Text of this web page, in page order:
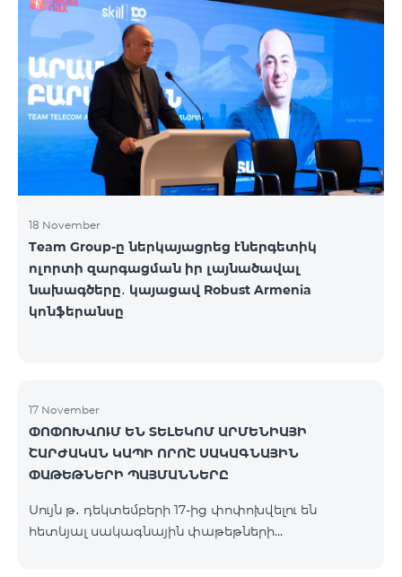
ինտերնետի և SMS ծառայությունների
հասանելիությունը վերականգնվում է ավտոմատ
կերպով։ Խնդրում ենք ուշադրություն դարձնել, որ
Captcha հղումն աշխատում է միայն
համապատասխան օպերատորի բջջային
ցանցին միացված լինելու դեպքում։ Wi-Fi-ը և VPN-
ը պետք է անջատված լինեն, հակառակ դեպքում
նույնականացումը չի կատարվի։ Այս
18 November
Team Group-ը ներկայացրեց էներգետիկ
ոլորտի զարգացման իր լայնածավալ
նախագծերը․ կայացավ Robust Armenia
կոնֆերանսը
17 November
ՓՈՓՈԽՎՈՒՄ ԵՆ ՏԵԼԵԿՈՄ ԱՐՄԵՆԻԱՅԻ
ՇԱՐԺԱԿԱՆ ԿԱՊԻ ՈՐՈՇ ՍԱԿԱԳՆԱՅԻՆ
ՓԱԹԵԹՆԵՐԻ ՊԱՅՄԱՆՆԵՐԸ
Սույն թ․ դեկտեմբերի 17-ից փոփոխվելու են
հետևյալ սակագնային փաթեթների